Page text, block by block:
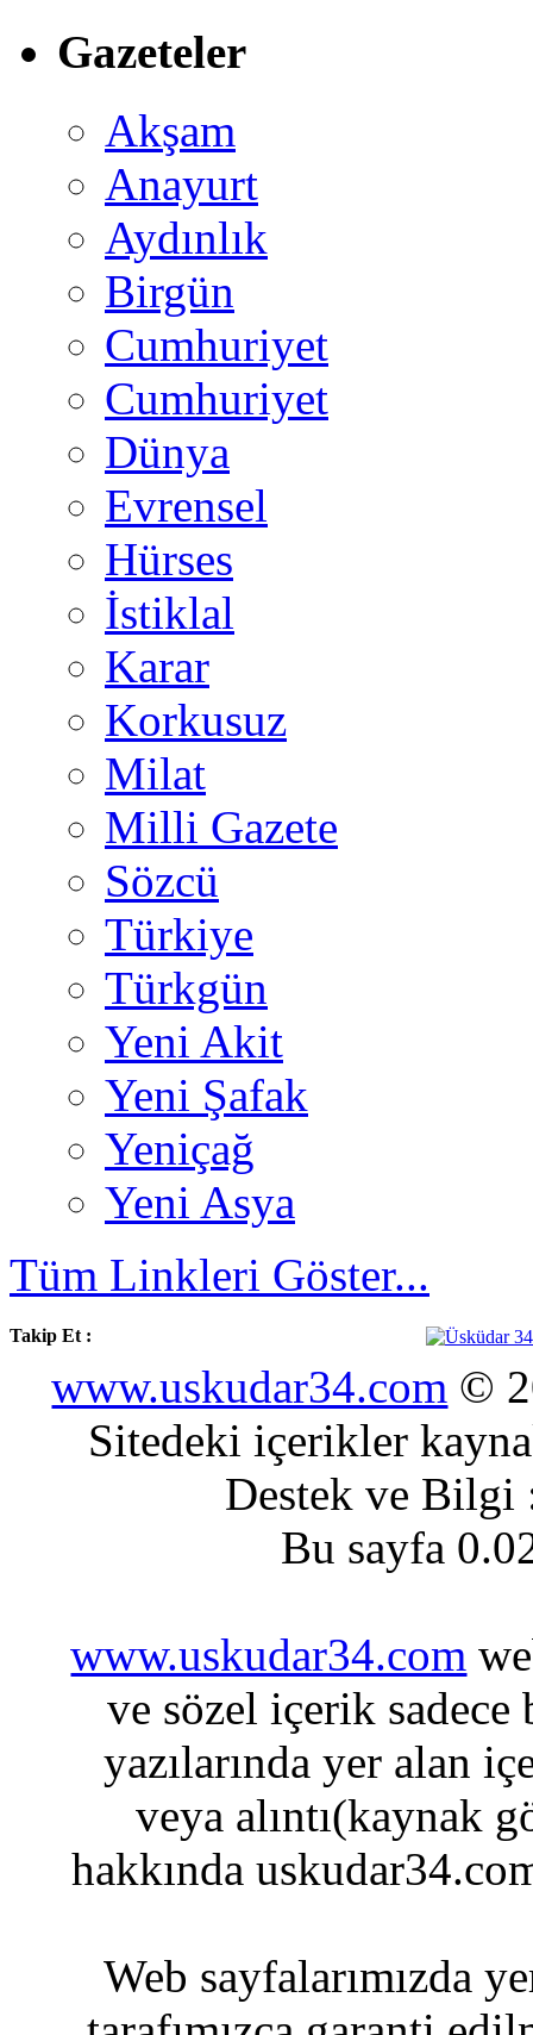
Gazeteler
Akşam
Anayurt
Aydınlık
Birgün
Cumhuriyet
Cumhuriyet
Dünya
Evrensel
Hürses
İstiklal
Karar
Korkusuz
Milat
Milli Gazete
Sözcü
Türkiye
Türkgün
Yeni Akit
Yeni Şafak
Yeniçağ
Yeni Asya
Tüm Linkleri Göster...
Takip Et :
www.uskudar34.com ©
Sitedeki içerikler
Destek ve
Bu sayfa
www.uskudar34.com
ve sözel içerik sadece
yazılarında yer alan
veya alıntı(kaynak
hakkında
Web sayfalarımızda